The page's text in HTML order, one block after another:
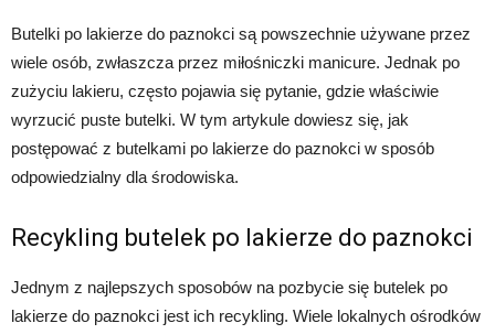
Butelki po lakierze do paznokci są powszechnie używane przez
wiele osób, zwłaszcza przez miłośniczki manicure. Jednak po
zużyciu lakieru, często pojawia się pytanie, gdzie właściwie
wyrzucić puste butelki. W tym artykule dowiesz się, jak
postępować z butelkami po lakierze do paznokci w sposób
odpowiedzialny dla środowiska.
Recykling butelek po lakierze do paznokci
Jednym z najlepszych sposobów na pozbycie się butelek po
lakierze do paznokci jest ich recykling. Wiele lokalnych ośrodków